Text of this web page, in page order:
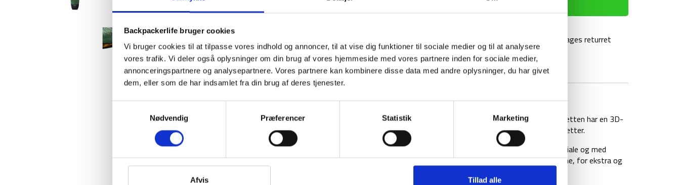
Backpackerlife bruger cookies
Vi bruger cookies til at tilpasse vores indhold og annoncer, til at vise dig funktioner til sociale medier og til at analysere
vores trafik. Vi deler også oplysninger om din brug af vores hjemmeside med vores partnere inden for sociale medier,
annonceringspartnere og analysepartnere. Vores partnere kan kombinere disse data med andre oplysninger, du har givet
dem, eller som de har indsamlet fra din brug af deres tjenester.
Nødvendig
Præferencer Statistik Marketing
Afvis Tillad alle
Nordisk
-
3-
sæsons
-
antal
100 dages returret
BESKRIVELSE BRAND FAQ
Gormsson -2 Mummy er en 3-sæsonssovepose designet med mumieform. Hætten har en 3D-
form med snoretræk der giver en tætsiddende pasform – ideel til de koldere nætter.
Gormsson -2 Mummy soveposen er lavet af et slidstærkt rip-stop shell materiale og med
fiberfyld i høj kvalitet. Desuden består soveposen også af en åbning til fødderne, for ekstra og
nem ventilation. Den interne termokrave giver ekstra varme.